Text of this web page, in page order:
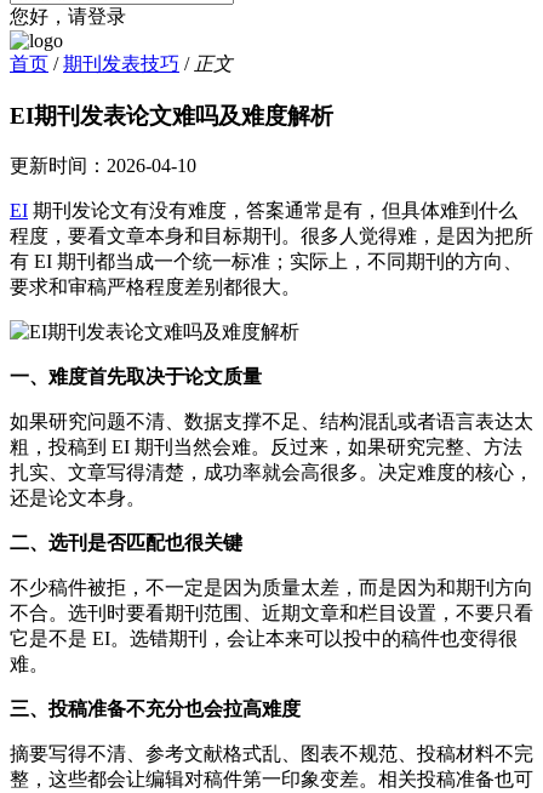
您好，请登录
首页 / 期刊发表技巧 / 正文
EI期刊发表论文难吗及难度解析
更新时间： 2026-04-10
EI 期刊发论文有没有难度，答案通常是有，但具体难到什么
程度，要看文章本身和目标期刊。很多人觉得难，是因为把所
有 EI 期刊都当成一个统一标准；实际上，不同期刊的方向、
要求和审稿严格程度差别都很大。
一、难度首先取决于论文质量
如果研究问题不清、数据支撑不足、结构混乱或者语言表达太
粗，投稿到 EI 期刊当然会难。反过来，如果研究完整、方法
扎实、文章写得清楚，成功率就会高很多。决定难度的核心，
还是论文本身。
二、选刊是否匹配也很关键
不少稿件被拒，不一定是因为质量太差，而是因为和期刊方向
不合。选刊时要看期刊范围、近期文章和栏目设置，不要只看
它是不是 EI。选错期刊，会让本来可以投中的稿件也变得很
难。
三、投稿准备不充分也会拉高难度
摘要写得不清、参考文献格式乱、图表不规范、投稿材料不完
整，这些都会让编辑对稿件第一印象变差。相关投稿准备也可